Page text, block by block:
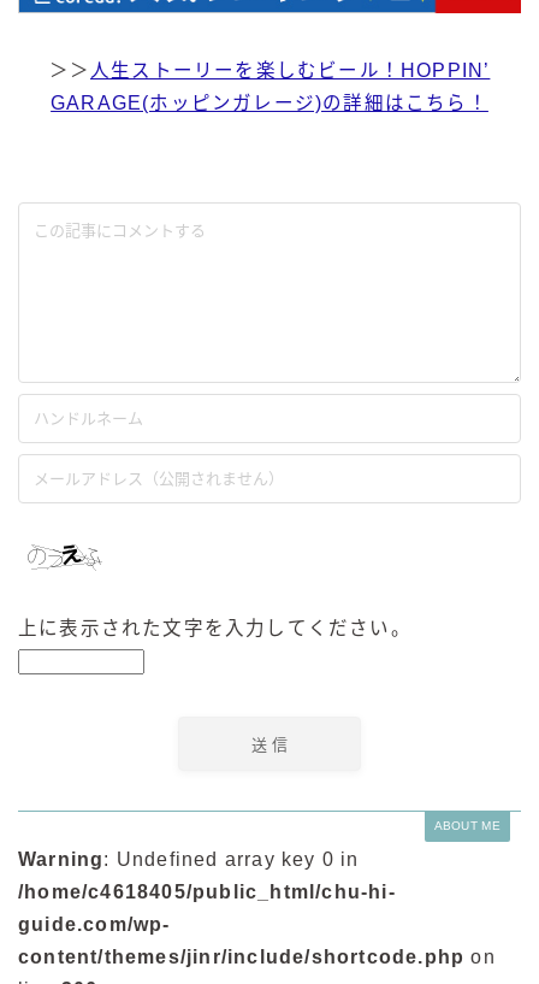
＞＞ 人生ストーリーを楽しむビール！HOPPIN’
GARAGE(ホッピンガレージ)の詳細はこちら！
上に表示された文字を入力してください。
ABOUT ME
Warning: Undefined array key 0 in
/home/c4618405/public_html/chu-hi-
guide.com/wp-
content/themes/jinr/include/shortcode.php on